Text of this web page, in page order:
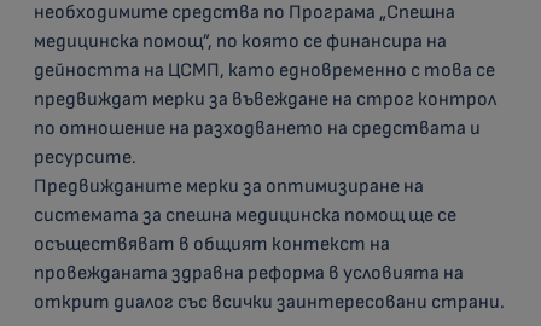
необходимите средства по Програма „Спешна
медицинска помощ”, по която се финансира на
дейността на ЦСМП, като едновременно с това се
предвиждат мерки за въвеждане на строг контрол
по отношение на разходването на средствата и
ресурсите.
Предвижданите мерки за оптимизиране на
системата за спешна медицинска помощ ще се
осъществяват в общият контекст на
провежданата здравна реформа в условията на
открит диалог със всички заинтересовани страни.